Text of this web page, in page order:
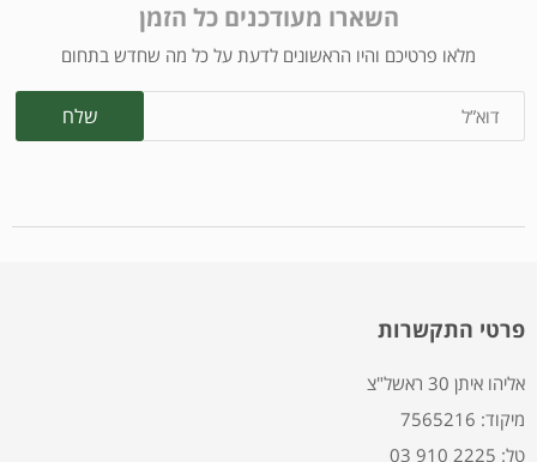
השארו מעודכנים כל הזמן
מלאו פרטיכם והיו הראשונים לדעת על כל מה שחדש בתחום
פרטי התקשרות
אליהו איתן 30 ראשל"צ
7565216 :מיקוד
03 910 2225 :טל